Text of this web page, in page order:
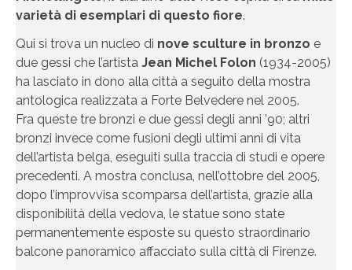
varietà di esemplari di questo fiore.
Qui si trova un nucleo di nove sculture in bronzo e
due gessi che l’artista Jean Michel Folon (1934-2005)
ha lasciato in dono alla città a seguito della mostra
antologica realizzata a Forte Belvedere nel 2005.
Fra queste tre bronzi e due gessi degli anni ’90; altri
bronzi invece come fusioni degli ultimi anni di vita
dell’artista belga, eseguiti sulla traccia di studi e opere
precedenti. A mostra conclusa, nell’ottobre del 2005,
dopo l’improvvisa scomparsa dell’artista, grazie alla
disponibilità della vedova, le statue sono state
permanentemente esposte su questo straordinario
balcone panoramico affacciato sulla città di Firenze.